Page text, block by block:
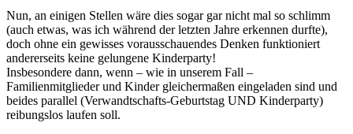
Nun, an einigen Stellen wäre dies sogar gar nicht mal so schlimm
(auch etwas, was ich während der letzten Jahre erkennen durfte),
doch ohne ein gewisses vorausschauendes Denken funktioniert
andererseits keine gelungene Kinderparty!
Insbesondere dann, wenn – wie in unserem Fall –
Familienmitglieder und Kinder gleichermaßen eingeladen sind und
beides parallel (Verwandtschafts-Geburtstag UND Kinderparty)
reibungslos laufen soll.